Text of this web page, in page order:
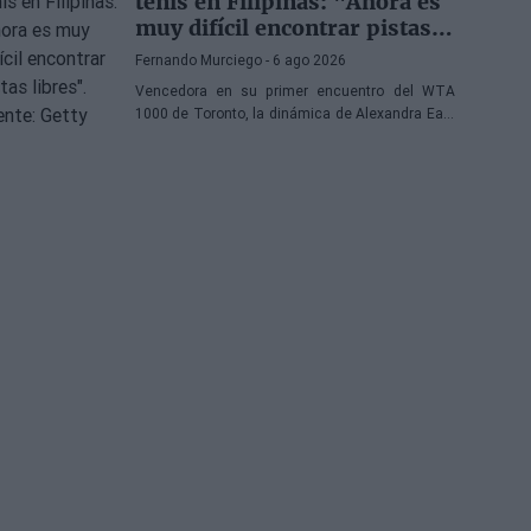
muy difícil encontrar pistas
libres"
Fernando Murciego- 6 ago 2026
Vencedora en su primer encuentro del WTA
1000 de Toronto, la dinámica de Alexandra Eala